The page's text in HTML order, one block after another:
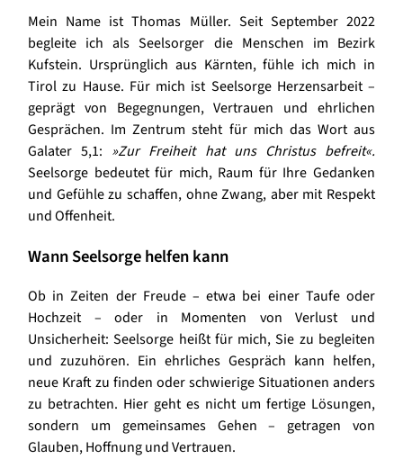
Mein Name ist Thomas Müller. Seit September 2022
begleite ich als Seelsorger die Menschen im Bezirk
Kufstein. Ursprünglich aus Kärnten, fühle ich mich in
Tirol zu Hause. Für mich ist Seelsorge Herzensarbeit –
geprägt von Begegnungen, Vertrauen und ehrlichen
Gesprächen. Im Zentrum steht für mich das Wort aus
Galater 5,1: »Zur Freiheit hat uns Christus befreit«.
Seelsorge bedeutet für mich, Raum für Ihre Gedanken
und Gefühle zu schaffen, ohne Zwang, aber mit Respekt
und Offenheit.
Wann Seelsorge helfen kann
Ob in Zeiten der Freude – etwa bei einer Taufe oder
Hochzeit – oder in Momenten von Verlust und
Unsicherheit: Seelsorge heißt für mich, Sie zu begleiten
und zuzuhören. Ein ehrliches Gespräch kann helfen,
neue Kraft zu finden oder schwierige Situationen anders
zu betrachten. Hier geht es nicht um fertige Lösungen,
sondern um gemeinsames Gehen – getragen von
Glauben, Hoffnung und Vertrauen.